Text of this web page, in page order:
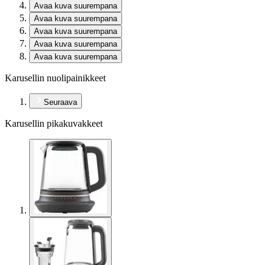
Avaa kuva suurempana
Avaa kuva suurempana
Avaa kuva suurempana
Avaa kuva suurempana
Avaa kuva suurempana
Karusellin nuolipainikkeet
Seuraava
Karusellin pikakuvakkeet